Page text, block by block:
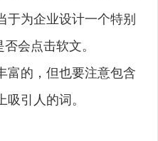
于为企业设计一个特别
会点击软文。
富的，但也要注意包含
引人的词。